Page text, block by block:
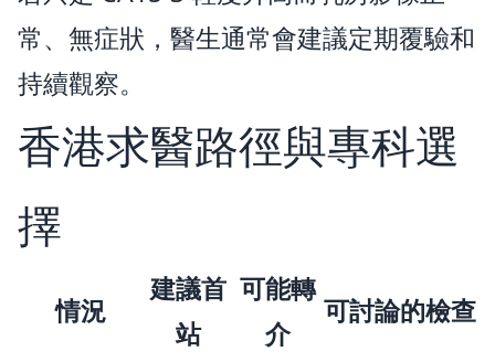
常、無症狀，醫生通常會建議定期覆驗和
持續觀察。
香港求醫路徑與專科選
擇
情況
建議首
站
可能轉
介
可討論的檢查